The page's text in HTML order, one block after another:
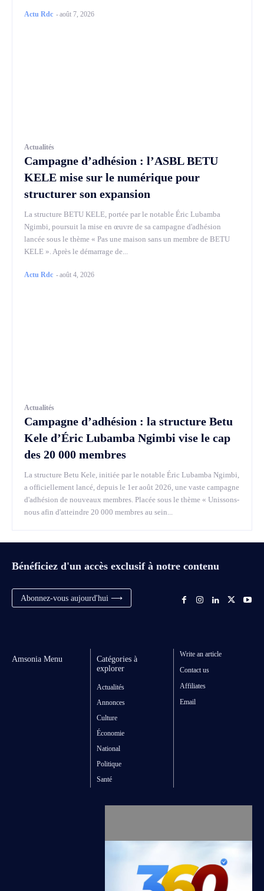
Actu Rdc -août 7, 2026
Actualités
Campagne d’adhésion : l’ASBL BETU
KELE mise sur le numérique pour
structurer son expansion
La structure BETU KELE, portée par le notable Éric Lubamba
Ngimbi, poursuit la mise en œuvre de sa campagne d'adhésion
lancée sous le thème « Pas une maison sans un membre de BETU
KELE ». Après le démarrage de...
Actu Rdc -août 4, 2026
Actualités
Campagne d’adhésion : la structure Betu
Kele d’Éric Lubamba Ngimbi vise le cap
des 20 000 membres
La structure Betu Kele, initiée par le notable Éric Lubamba Ngimbi,
a officiellement lancé, depuis le 1er août 2026, une vaste campagne
d'adhésion de nouveaux membres. Placée sous le thème « Unissons-
nous afin d'atteindre 20 000 membres au sein...
Bénéficiez d'un accès exclusif à notre contenu
Abonnez-vous aujourd'hui ⟶
Amsonia Menu
Catégories à
explorer
Actualités
Annonces
Culture
Économie
National
Politique
Santé
Write an article
Contact us
Affiliates
Email